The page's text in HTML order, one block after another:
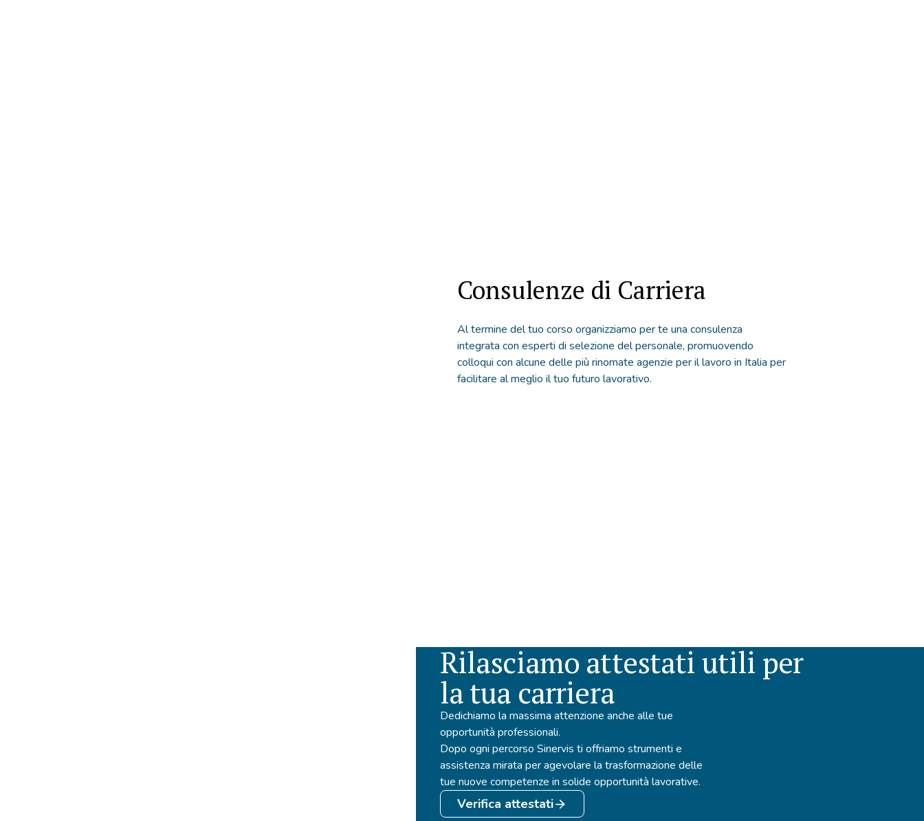
Consulenze di Carriera
Al termine del tuo corso organizziamo per te una consulenza
integrata con esperti di selezione del personale, promuovendo
colloqui con alcune delle più rinomate agenzie per il lavoro in Italia per
facilitare al meglio il tuo futuro lavorativo.
Rilasciamo attestati utili per
la tua carriera
Dedichiamo la massima attenzione anche alle tue
opportunità professionali.
Dopo ogni percorso Sinervis ti offriamo strumenti e
assistenza mirata per agevolare la trasformazione delle
tue nuove competenze in solide opportunità lavorative.
Verifica attestati